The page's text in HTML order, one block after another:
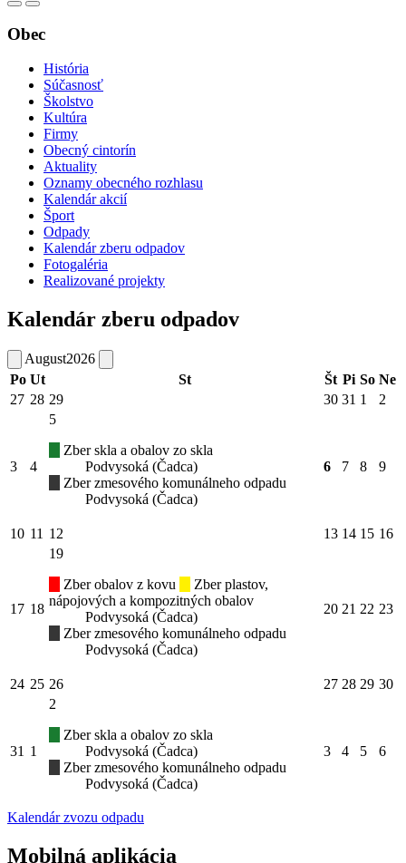
Obec
História
Súčasnosť
Školstvo
Kultúra
Firmy
Obecný cintorín
Aktuality
Oznamy obecného rozhlasu
Kalendár akcií
Šport
Odpady
Kalendár zberu odpadov
Fotogaléria
Realizované projekty
Kalendár zberu odpadov
August2026
Po Ut St Št Pi So Ne
27 28 29 30 31 1 2
3 4
5
Zber skla a obalov zo skla
Podvysoká (Čadca)
Zber zmesového komunálneho odpadu
Podvysoká (Čadca)
6 7 8 9
10 11 12 13 14 15 16
17 18
19
Zber obalov z kovu
Zber plastov,
nápojových a kompozitných obalov
Podvysoká (Čadca)
Zber zmesového komunálneho odpadu
Podvysoká (Čadca)
20 21 22 23
24 25 26 27 28 29 30
31 1
2
Zber skla a obalov zo skla
Podvysoká (Čadca)
Zber zmesového komunálneho odpadu
Podvysoká (Čadca)
3 4 5 6
Kalendár zvozu odpadu
Mobilná aplikácia